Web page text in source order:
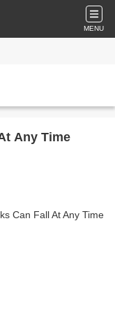
MENU
Any Time